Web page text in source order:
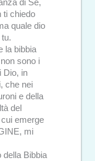
di Sé,
ti chiedo
quale dio
la bibbia
sono i
Dio, in
che nei
e della
del
emerge
mi
della Bibbia